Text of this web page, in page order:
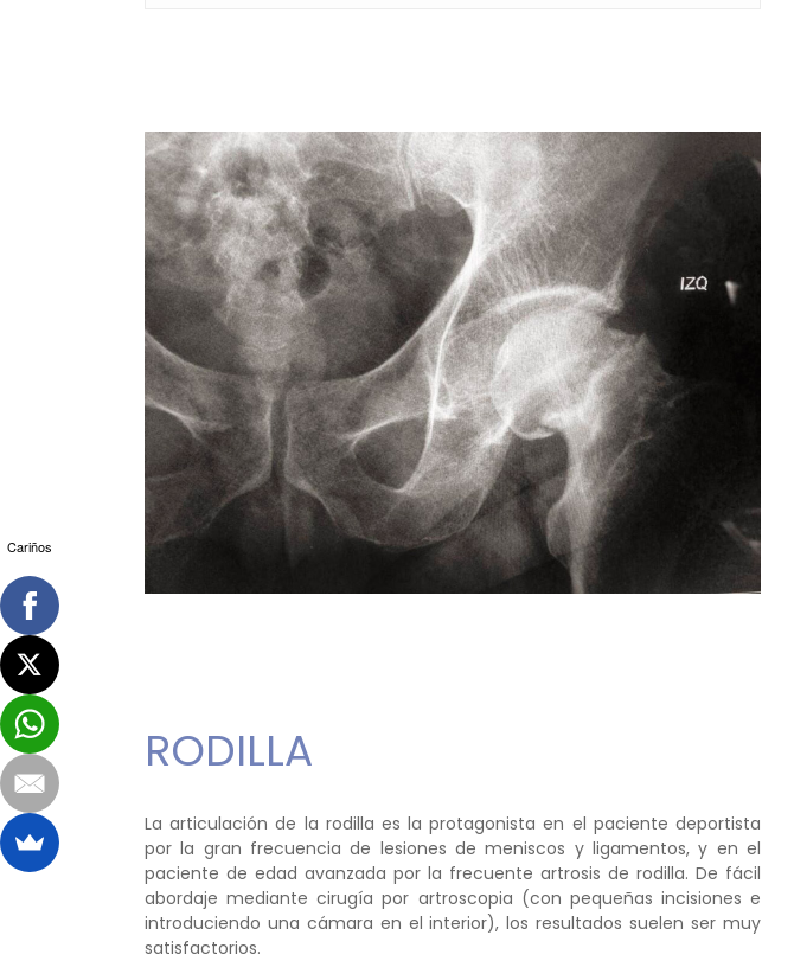
RODILLA
La articulación de la rodilla es la protagonista en el paciente deportista
por la gran frecuencia de lesiones de meniscos y ligamentos, y en el
paciente de edad avanzada por la frecuente artrosis de rodilla. De fácil
abordaje mediante cirugía por artroscopia (con pequeñas incisiones e
introduciendo una cámara en el interior), los resultados suelen ser muy
satisfactorios.
Cariños